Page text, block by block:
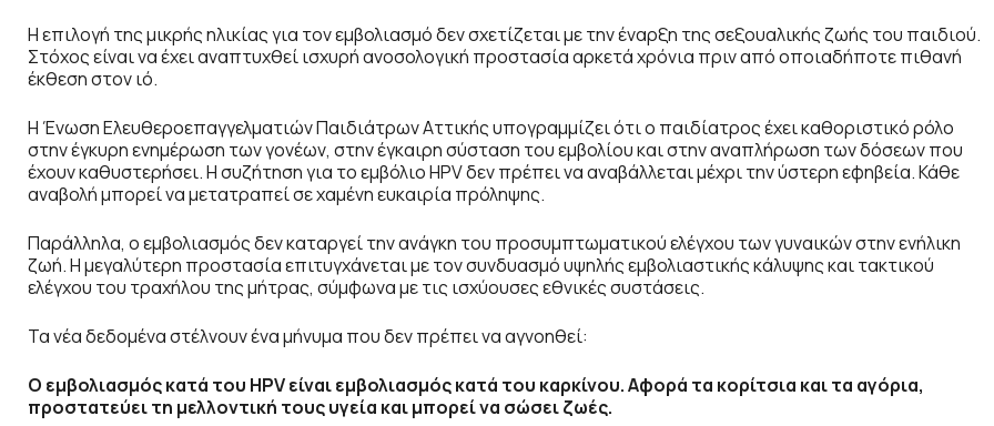
Η επιλογή της μικρής ηλικίας για τον εμβολιασμό δεν σχετίζεται με την έναρξη της σεξουαλικής ζωής του παιδιού.
Στόχος είναι να έχει αναπτυχθεί ισχυρή ανοσολογική προστασία αρκετά χρόνια πριν από οποιαδήποτε πιθανή
έκθεση στον ιό.
Η Ένωση Ελευθεροεπαγγελματιών Παιδιάτρων Αττικής υπογραμμίζει ότι ο παιδίατρος έχει καθοριστικό ρόλο
στην έγκυρη ενημέρωση των γονέων, στην έγκαιρη σύσταση του εμβολίου και στην αναπλήρωση των δόσεων που
έχουν καθυστερήσει. Η συζήτηση για το εμβόλιο HPV δεν πρέπει να αναβάλλεται μέχρι την ύστερη εφηβεία. Κάθε
αναβολή μπορεί να μετατραπεί σε χαμένη ευκαιρία πρόληψης.
Παράλληλα, ο εμβολιασμός δεν καταργεί την ανάγκη του προσυμπτωματικού ελέγχου των γυναικών στην ενήλικη
ζωή. Η μεγαλύτερη προστασία επιτυγχάνεται με τον συνδυασμό υψηλής εμβολιαστικής κάλυψης και τακτικού
ελέγχου του τραχήλου της μήτρας, σύμφωνα με τις ισχύουσες εθνικές συστάσεις.
Τα νέα δεδομένα στέλνουν ένα μήνυμα που δεν πρέπει να αγνοηθεί:
Ο εμβολιασμός κατά του HPV είναι εμβολιασμός κατά του καρκίνου. Αφορά τα κορίτσια και τα αγόρια,
προστατεύει τη μελλοντική τους υγεία και μπορεί να σώσει ζωές.